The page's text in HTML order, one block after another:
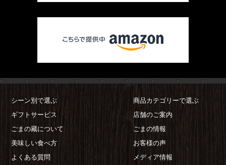
シーン別で選ぶ
商品カテゴリーで選ぶ
ギフトサービス
店舗のご案内
ごまの藏について
ごまの情報
美味しい食べ方
お客様の声
よくある質問
メディア情報